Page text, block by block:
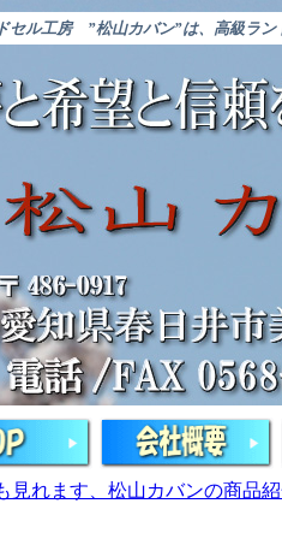
セル工房 ”松山カバン”は、高級ラン
見れます、松山カバンの商品